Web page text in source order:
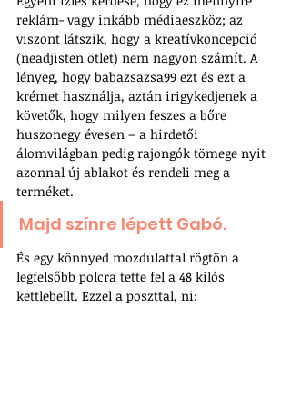
reklám- vagy inkább médiaeszköz; az
viszont látszik, hogy a kreatívkoncepció
(neadjisten ötlet) nem nagyon számít. A
lényeg, hogy babazsazsa99 ezt és ezt a
krémet használja, aztán irigykedjenek a
követők, hogy milyen feszes a bőre
huszonegy évesen – a hirdetői
álomvilágban pedig rajongók tömege nyit
azonnal új ablakot és rendeli meg a
terméket.
Majd színre lépett Gabó.
És egy könnyed mozdulattal rögtön a
legfelsőbb polcra tette fel a 48 kilós
kettlebellt. Ezzel a poszttal, ni: